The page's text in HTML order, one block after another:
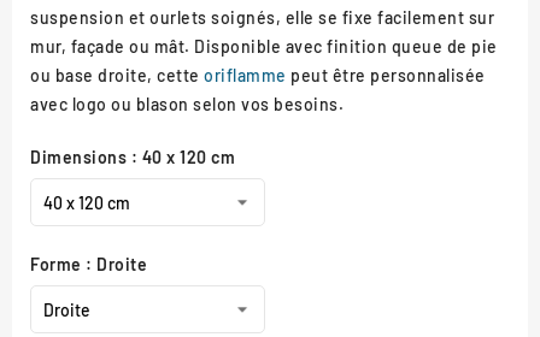
suspension et ourlets soignés, elle se fixe facilement sur
mur, façade ou mât. Disponible avec finition queue de pie
ou base droite, cette oriflamme peut être personnalisée
avec logo ou blason selon vos besoins.
Dimensions : 40 x 120 cm
Forme : Droite